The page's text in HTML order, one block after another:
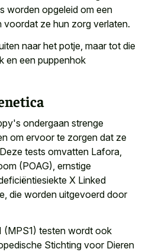
worden opgeleid om een
voordat ze hun zorg verlaten.
naar het potje, maar tot die
en een puppenhok
ondergaan strenge
om ervoor te zorgen dat ze
tests omvatten Lafora,
(POAG), ernstige
X Linked
die worden uitgevoerd door
testen wordt ook
Stichting voor Dieren